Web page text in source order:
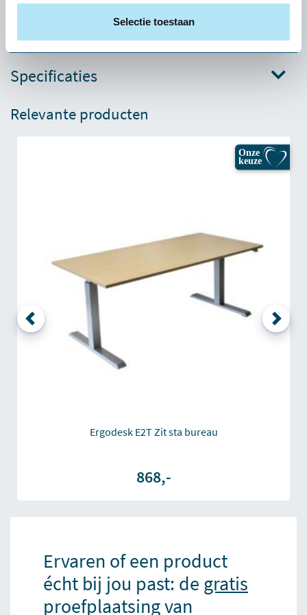
Selectie toestaan
toe. Tijdens het zitten train je 'onbewust' je rug- en buikspieren.
Specificaties
Relevante producten
Onze
keuze
Ergodesk E2T Zit sta bureau
868,-
Ervaren of een product
écht bij jou past: de gratis
proefplaatsing van